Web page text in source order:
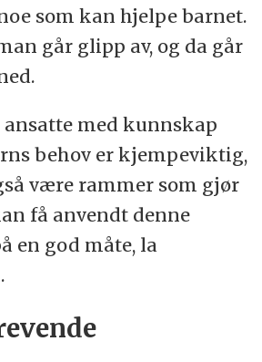
som kan hjelpe barnet.
går glipp av, og da går
med kunnskap
behov er kjempeviktig,
være rammer som gjør
få anvendt denne
en god måte, la